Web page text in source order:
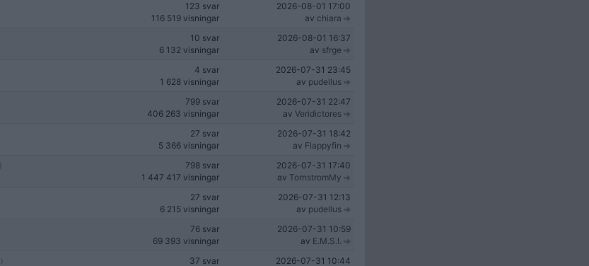
123 svar
116 519 visningar
2026-08-01 17:00
av chiara
10 svar
6 132 visningar
2026-08-01 16:37
av sfrge
4 svar
1 628 visningar
2026-07-31 23:45
av pudellus
799 svar
406 263 visningar
2026-07-31 22:47
av Veridictores
27 svar
5 366 visningar
2026-07-31 18:42
av Flappyfin
798 svar
1 447 417 visningar
2026-07-31 17:40
av TornstromMy
27 svar
6 215 visningar
2026-07-31 12:13
av pudellus
76 svar
69 393 visningar
2026-07-31 10:59
av E.M.S.I.
37 svar
2026-07-31 10:44